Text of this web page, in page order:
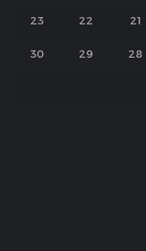
21
22
23
28
29
30